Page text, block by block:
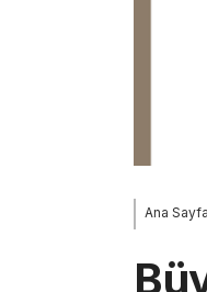
Ana Sayfa